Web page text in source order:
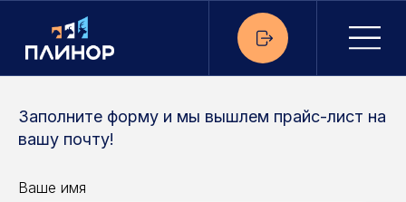
Прайс-лист по запросу
Заполните форму и мы вышлем прайс-лист на
вашу почту!
Ваше имя